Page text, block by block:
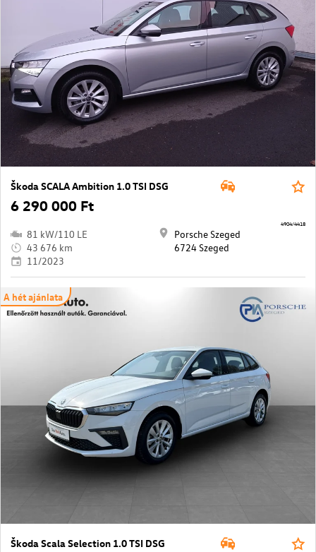
Škoda SCALA Ambition 1.0 TSI DSG
6 290 000 Ft
81 kW/110 LE
43 676 km
11/2023
Porsche Szeged
6724 Szeged
4904/4418
A hét ajánlata
Škoda Scala Selection 1.0 TSI DSG